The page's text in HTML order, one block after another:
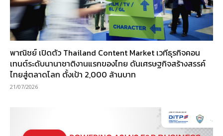
พาณิชย์ เปิดตัว Thailand Content Market เวทีธุรกิจคอน
เทนต์ระดับนานาชาติงานแรกของไทย ดันเศรษฐกิจสร้างสรรค์
ไทยสู่ตลาดโลก ตั้งเป้า 2,000 ล้านบาท
21/07/2026